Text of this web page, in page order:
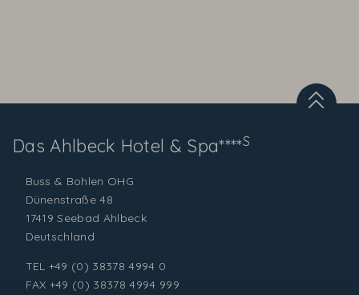
Das Ahlbeck Hotel & Spa****S
Buss & Bohlen OHG
Dünenstraße 48
17419 Seebad Ahlbeck
Deutschland
TEL +49 (0) 38378 4994 0
FAX +49 (0) 38378 4994 999